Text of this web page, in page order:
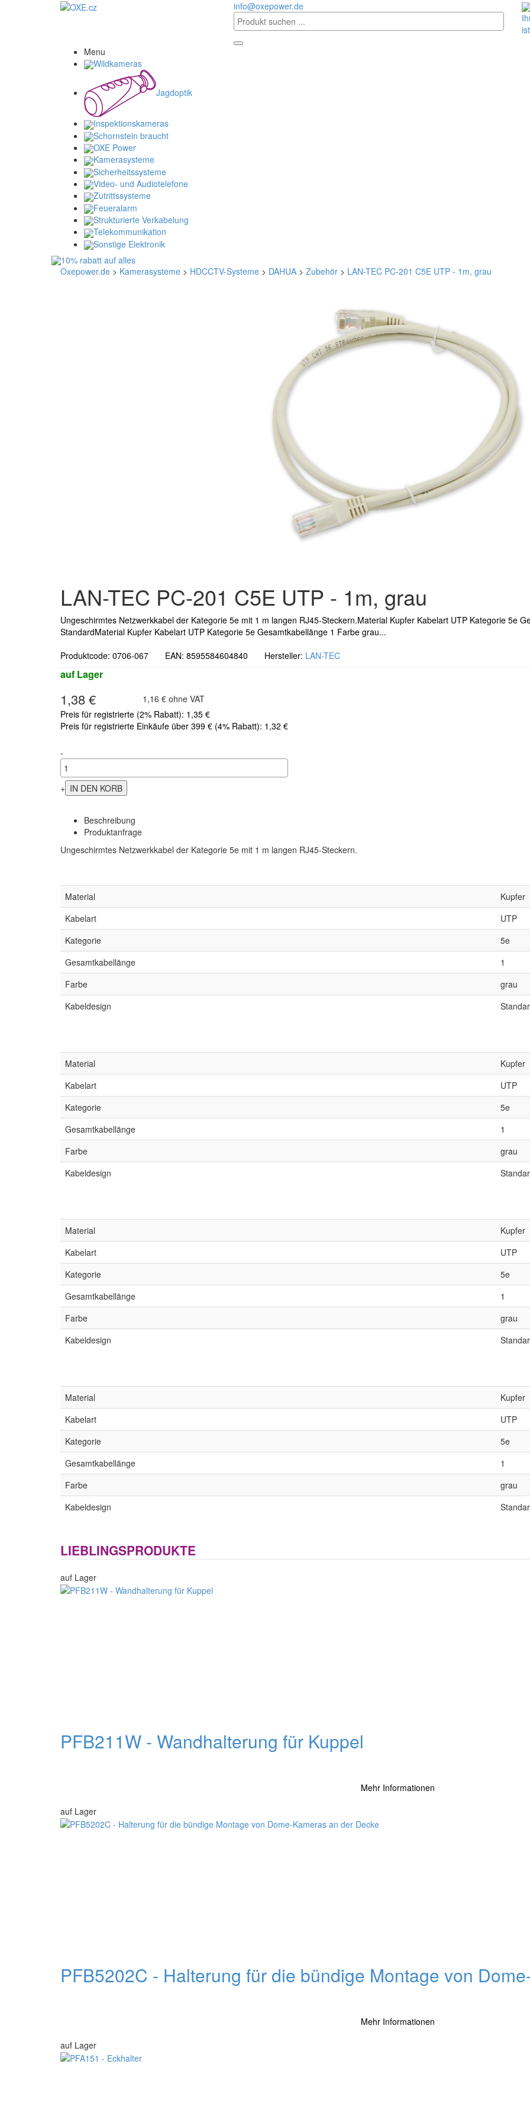
info@oxepower.de
Menu
Wildkameras
Jagdoptik
Inspektionskameras
Schornstein braucht
OXE Power
Kamerasysteme
Sicherheitssysteme
Video- und Audiotelefone
Zutrittssysteme
Feueralarm
Strukturierte Verkabelung
Telekommunikation
Sonstige Elektronik
Oxepower.de > Kamerasysteme > HDCCTV-Systeme > DAHUA > Zubehör > LAN-TEC PC-201 C5E UTP - 1m, grau
LAN-TEC PC-201 C5E UTP - 1m, grau
Ungeschirmtes Netzwerkkabel der Kategorie 5e mit 1 m langen RJ45-Steckern.Material Kupfer Kabelart UTP Kategorie 5e
StandardMaterial Kupfer Kabelart UTP Kategorie 5e Gesamtkabellänge 1 Farbe grau...
Produktcode: 0706-067 EAN: 8595584604840 Hersteller: LAN-TEC
auf Lager
1,38 €
1,16 € ohne VAT
Preis für registrierte (2% Rabatt): 1,35 €
Preis für registrierte Einkäufe über 399 € (4% Rabatt): 1,32 €
-
+
Beschreibung
Produktanfrage
Ungeschirmtes Netzwerkkabel der Kategorie 5e mit 1 m langen RJ45-Steckern.
Material
Kupfer
Kabelart
UTP
Kategorie
5e
Gesamtkabellänge
1
Farbe
grau
Kabeldesign
Material
Kupfer
Kabelart
UTP
Kategorie
5e
Gesamtkabellänge
1
Farbe
grau
Kabeldesign
Material
Kupfer
Kabelart
UTP
Kategorie
5e
Gesamtkabellänge
1
Farbe
grau
Kabeldesign
Material
Kupfer
Kabelart
UTP
Kategorie
5e
Gesamtkabellänge
1
Farbe
grau
Kabeldesign
LIEBLINGSPRODUKTE
auf Lager
PFB211W - Wandhalterung für Kuppel
Mehr Informationen
auf Lager
PFB5202C - Halterung für die bündige Montage von
Mehr Informationen
auf Lager